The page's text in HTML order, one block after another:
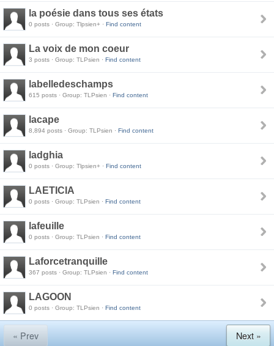
la poésie dans tous ses états
0 posts · Group: Tlpsien+ · Find content
La voix de mon coeur
3 posts · Group: TLPsien · Find content
labelledeschamps
615 posts · Group: TLPsien · Find content
lacape
8,894 posts · Group: TLPsien · Find content
ladghia
0 posts · Group: Tlpsien+ · Find content
LAETICIA
0 posts · Group: TLPsien · Find content
lafeuille
0 posts · Group: TLPsien · Find content
Laforcetranquille
367 posts · Group: TLPsien · Find content
LAGOON
0 posts · Group: TLPsien · Find content
« Prev Next »